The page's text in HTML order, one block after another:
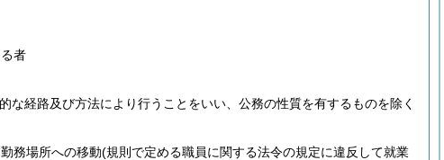
者
経路及び方法により行うことをいい、公務の性質を有するものを除く
務場所への移動(規則で定める職員に関する法令の規定に違反して就業